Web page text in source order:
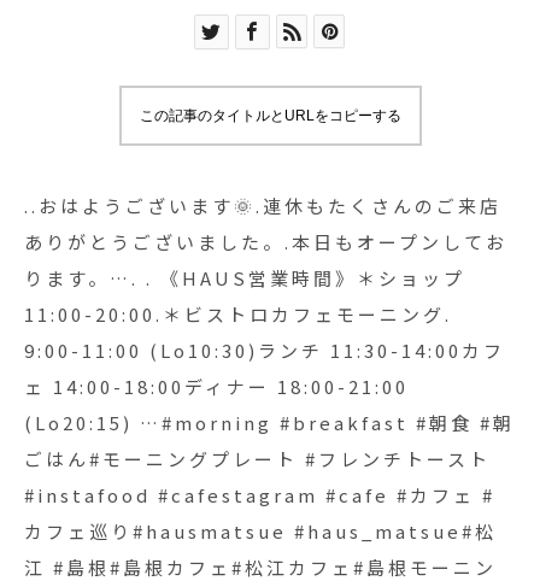
11:00-20:00.＊ビストロカフェモーニング. 9:00-
18:00ディナー 18:00-21:00 (Lo20:15) …
#cafestagram #cafe #カフェ #カフェ巡り
#hausmatsue #haus_matsue#松江 #島根#島根カ
フェ#松江カフェ#島根モーニング#松江モーニング
この記事のタイトルとURLをコピーする
..おはようございます🌞.連休もたくさんのご来店
ありがとうございました。.本日もオープンしてお
ります。…. . 《HAUS営業時間》＊ショップ
11:00-20:00.＊ビストロカフェモーニング.
9:00-11:00 (Lo10:30)ランチ 11:30-14:00カフ
ェ 14:00-18:00ディナー 18:00-21:00
(Lo20:15) …#morning #breakfast #朝食 #朝
ごはん#モーニングプレート #フレンチトースト
#instafood #cafestagram #cafe #カフェ #
カフェ巡り#hausmatsue #haus_matsue#松
江 #島根#島根カフェ#松江カフェ#島根モーニン